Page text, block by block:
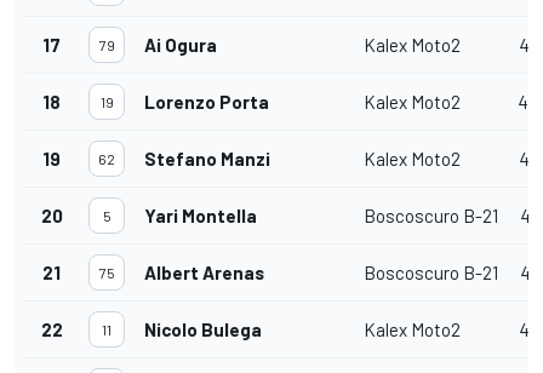
17 79 Ai Ogura Kalex Moto2
18 19 Lorenzo Porta Kalex Moto2
19 62 Stefano Manzi Kalex Moto2
20 5 Yari Montella Boscoscuro B-21
21 75 Albert Arenas Boscoscuro B-21
22 11 Nicolo Bulega Kalex Moto2